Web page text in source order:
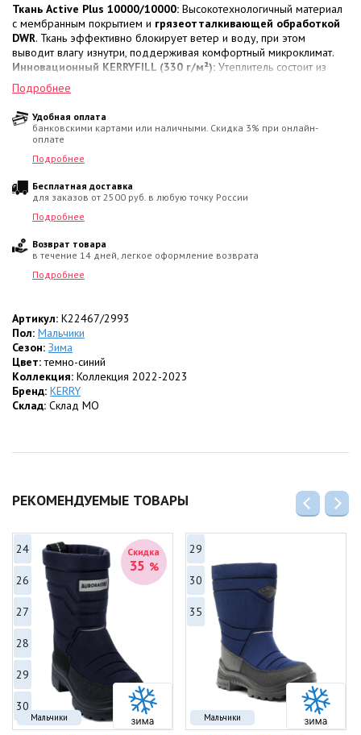
Ткань Active Plus 10000/10000: Высокотехнологичный материал
с мембранным покрытием и грязеотталкивающей обработкой
DWR. Ткань эффективно блокирует ветер и воду, при этом
выводит влагу изнутри, поддерживая комфортный микроклимат.
Инновационный KERRYFILL (330 г/м²): Утеплитель состоит из
полиэфирных волокон, собранных в микроячейки.
структура волокон
объема. Материал быстро сохнет и сохраняет свои свойства
долгое время.
Температурный режим:
-30 °C .
Комфорт и эргономика:
Велюровая отделка:
манжеты дополнены
приятный контакт с кожей и дополнительное тепло.
Регулировка: Рукава на резинке оснащенылипучками для
регулировки объема
манжет поверх перчаток.
молнии, два с клапанами на кнопках и один
на молниидля ценных вещей.
Защита и безопасность:
Съемный утепленный капюшон со съемной меховой опушкой
защищает от холода.
Центральная молния скрыта
Светоотражающий верх изделия значительно повышает
Подробнее
Удобная оплата
банковскими картами или наличными. Скидка 3% при онлайн-
оплате
Подробнее
Бесплатная доставка
для заказов от 2500 руб. в любую точку России
Подробнее
Возврат товара
в течение 14 дней, легкое оформление возврата
Подробнее
Артикул: K22467/2993
Пол: Мальчики
Сезон: Зима
Цвет:темно-синий
Коллекция: Коллекция 2022-2023
Бренд: KERRY
Склад: Склад МО
РЕКОМЕНДУЕМЫЕ ТОВАРЫ
Мальчики
Скидка
35 %
24
26
27
28
29
30
Мальчики
29
30
35